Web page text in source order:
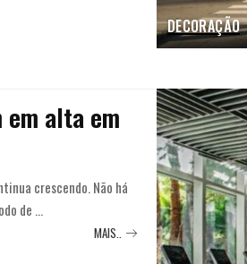
DECORAÇÃO
em alta em
crescendo. Não há
de ...
MAIS..